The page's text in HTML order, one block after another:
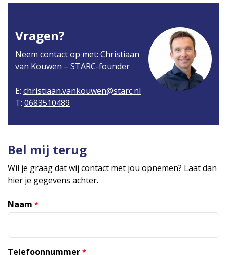
Vragen?
Neem contact op met: Christiaan
van Kouwen – STARC-founder
E: christiaan.vankouwen@starc.nl
T: 0683510489
Bel mij terug
Wil je graag dat wij contact met jou opnemen? Laat dan
hier je gegevens achter.
Naam *
Telefoonnummer *